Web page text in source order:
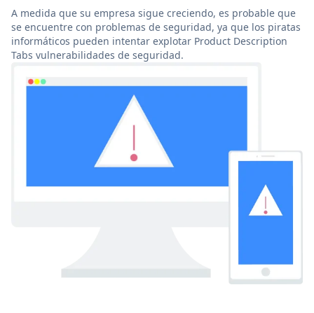
A medida que su empresa sigue creciendo, es probable que
se encuentre con problemas de seguridad, ya que los piratas
informáticos pueden intentar explotar Product Description
Tabs vulnerabilidades de seguridad.